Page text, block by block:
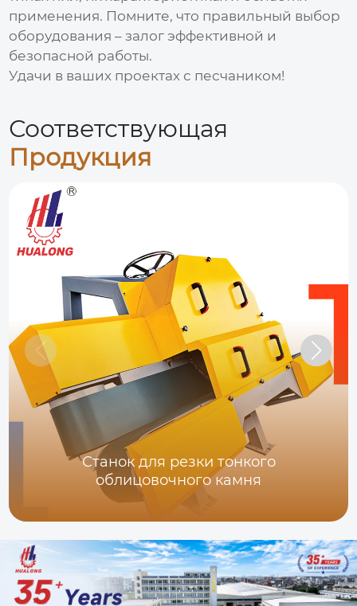
применения. Помните, что правильный выбор
оборудования – залог эффективной и
безопасной работы.
Удачи в ваших проектах с песчаником!
Соответствующая
Продукция
Станок для резки тонкого
облицовочного камня